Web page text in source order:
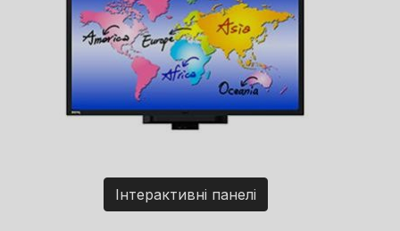
Інтерактивні панелі